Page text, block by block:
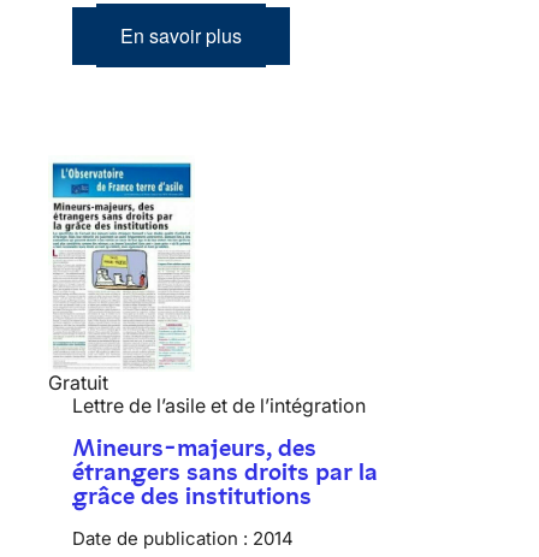
En savoir plus
Gratuit
Lettre de l’asile et de l’intégration
Mineurs-majeurs, des
étrangers sans droits par la
grâce des institutions
Date de publication : 2014